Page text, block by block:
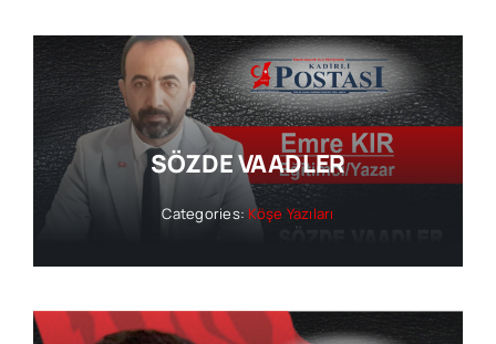
SÖZDE VAADLER
Categories: Köşe Yazıları